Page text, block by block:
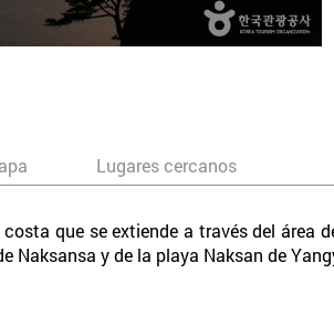
Lugares cercanos
que se extiende a través del área
Naksansa y de la playa Naksan de